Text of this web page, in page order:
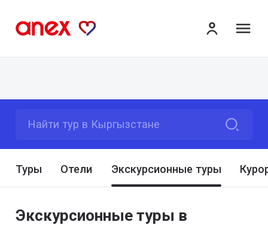
Найти тур в Кыргызстане
Туры Отели Экскурсионные туры
Экскурсионные туры в